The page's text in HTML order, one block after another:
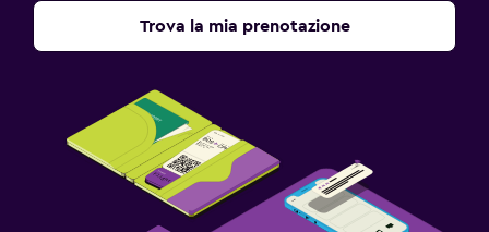
Trova la mia prenotazione